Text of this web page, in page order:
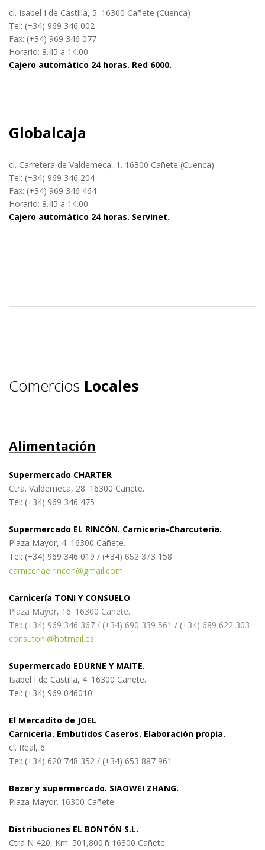
cl. Isabel I de Castilla, 5. 16300 Cañete (Cuenca)
Tel: (+34) 969 346 002
Fax: (+34) 969 346 077
Horario: 8.45 a 14.00
Cajero automático 24 horas. Red 6000.
Globalcaja
cl. Carretera de Valdemeca, 1. 16300 Cañete (Cuenca)
Tel: (+34) 969 346 204
Fax: (+34) 969 346 464
Horario: 8.45 a 14.00
Cajero automático 24 horas. Servinet.
Comercios Locales
Alimentación
Supermercado CHARTER
Ctra. Valdemeca, 28. 16300 Cañete.
Tel: (+34) 969 346 475
Supermercado EL RINCÓN. Carniceria-Charcuteria.
Plaza Mayor, 4. 16300 Cañete.
Tel: (+34) 969 346 019 / (+34) 652 373 158
carniceriaelrincon@gmail.com
Carnicería TONI Y CONSUELO.
Plaza Mayor, 16. 16300 Cañete.
Tel: (+34) 969 346 367 / (+34) 690 339 561 / (+34) 689 622 303
consutoni@hotmail.es
Supermercado EDURNE Y MAITE.
Isabel I de Castilla, 4. 16300 Cañete.
Tel: (+34) 969 046010
El Mercadito de JOEL
Carnicería. Embutidos Caseros. Elaboración propia.
cl. Real, 6.
Tel: (+34) 620 748 352 / (+34) 653 887 961.
Bazar y supermercado. SIAOWEI ZHANG.
Plaza Mayor. 16300 Cañete
Distribuciones EL BONTÓN S.L.
Ctra N 420, Km. 501,800.ñ 16300 Cañete